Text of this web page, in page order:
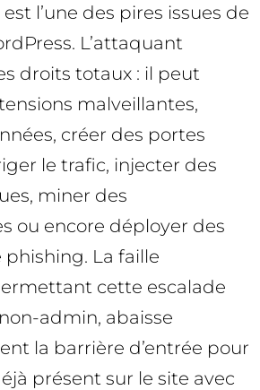
l’une des pires issues de
L’attaquant
droits totaux : il peut
malveillantes,
créer des portes
le trafic, injecter des
miner des
ou encore déployer des
La faille
cette escalade
admin, abaisse
la barrière d’entrée pour
présent sur le site avec